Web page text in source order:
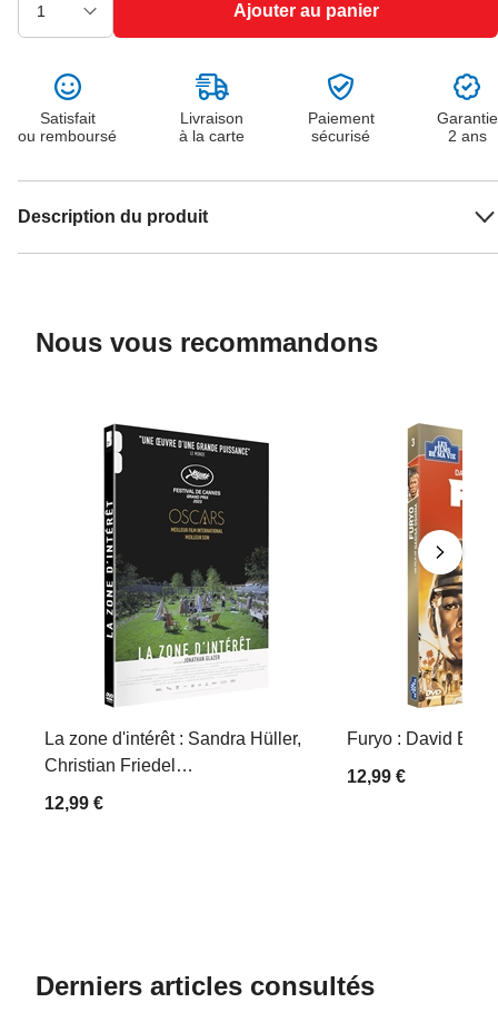
Ajouter au panier
Satisfait
ou remboursé
Livraison
à la carte
Paiement
sécurisé
Garantie
2 ans
Description du produit
Nous vous recommandons
La zone d'intérêt : Sandra Hüller,
Christian Friedel…
12,99 €
Furyo : David
12,99 €
Derniers articles consultés